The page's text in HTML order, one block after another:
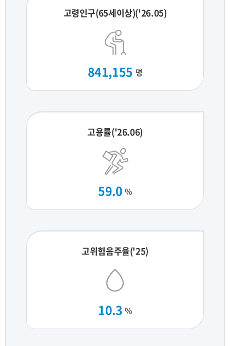
고령인구(65세이상)('26.05)
841,155 명
고용률('26.06)
59.0 %
고위험음주율('25)
10.3 %